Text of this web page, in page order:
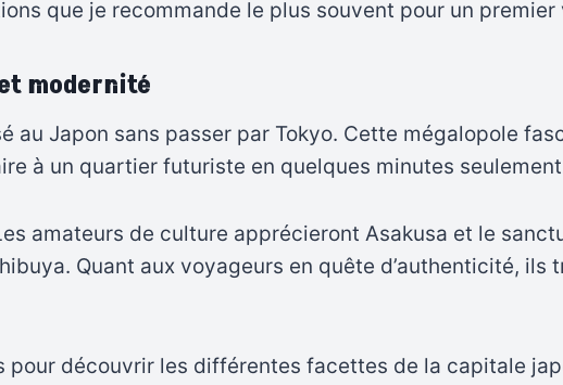
que je recommande le plus souvent pour un premier
modernité
au Japon sans passer par Tokyo. Cette mégalopole
à un quartier futuriste en quelques minutes
amateurs de culture apprécieront Asakusa et le
Quant aux voyageurs en quête d’authenticité,
pour découvrir les différentes facettes de la capitale